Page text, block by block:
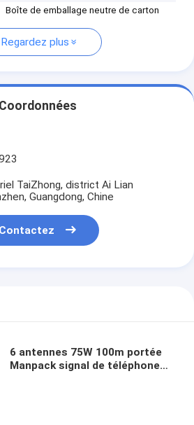
Boîte de emballage neutre de carton
Regardez plus
Coordonnées
TaiZhong, district Ai Lian
Guangdong, Chine
Contactez
6 antennes 75W 100m portée
Manpack signal de téléphone